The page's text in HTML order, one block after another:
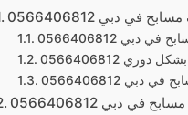
في دبي 0566406812
0566406812
0566406812
0566406812
دبي 0566406812